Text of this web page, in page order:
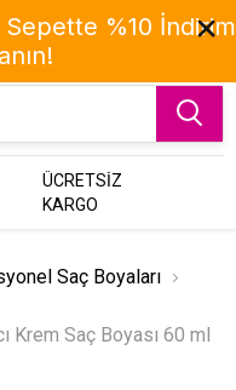
ÜCRETSİZ
KARGO
Saç Boyaları
Krem Saç Boyası 60 ml
%10 İndirim